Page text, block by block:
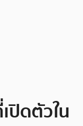
ปิดตัวใน